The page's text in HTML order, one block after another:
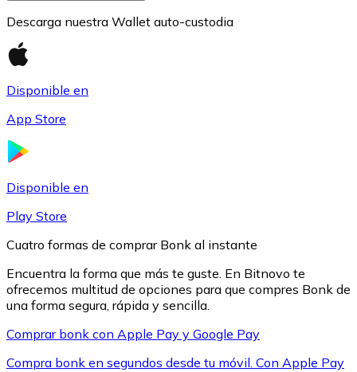
XRP
Descarga nuestra Wallet auto-custodia
Disponible en
App Store
Disponible en
Play Store
Cuatro formas de comprar Bonk al instante
Encuentra la forma que más te guste. En Bitnovo te
ofrecemos multitud de opciones para que compres Bonk de
una forma segura, rápida y sencilla.
Comprar bonk con Apple Pay y Google Pay
Compra bonk en segundos desde tu móvil. Con Apple Pay